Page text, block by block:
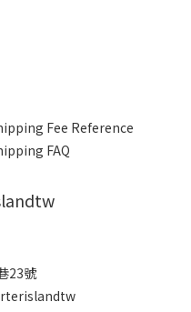
Fee Reference
FAQ
23號